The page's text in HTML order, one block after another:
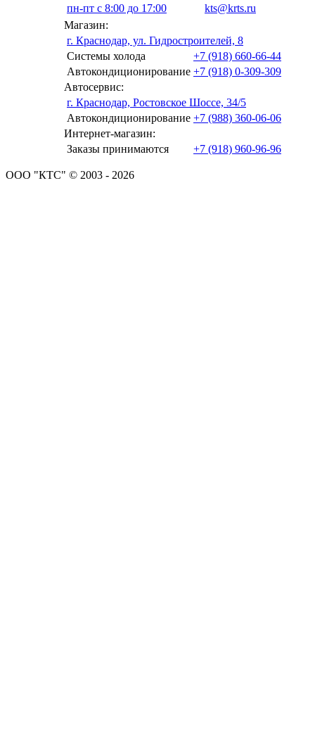
пн-пт с 8:00 до 17:00
kts@krts.ru
Магазин:
г. Краснодар, ул. Гидростроителей, 8
Системы холода
+7 (918) 660-66-44
Автокондиционирование +7 (918) 0-309-309
Автосервис:
г. Краснодар, Ростовское Шоссе, 34/5
Автокондиционирование +7 (988) 360-06-06
Интернет-магазин:
Заказы принимаются
+7 (918) 960-96-96
ООО "КТС" © 2003 - 2026